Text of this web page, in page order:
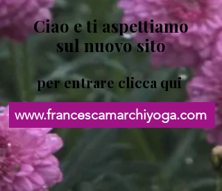
​Ciao e ti aspettiamo
sul nuovo sito
per entrare clicca qui
www.francescamarchiyoga.com